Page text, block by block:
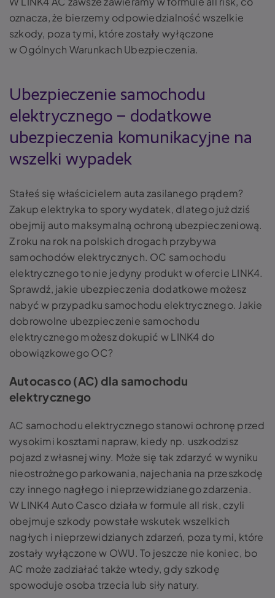
oznacza, że bierzemy odpowiedzialność wszelkie
szkody, poza tymi, które zostały wyłączone
w Ogólnych Warunkach Ubezpieczenia.
Ubezpieczenie samochodu
elektrycznego – dodatkowe
ubezpieczenia komunikacyjne na
wszelki wypadek
Stałeś się właścicielem auta zasilanego prądem?
Zakup elektryka to spory wydatek, dlatego już dziś
obejmij auto maksymalną ochroną ubezpieczeniową.
Z roku na rok na polskich drogach przybywa
samochodów elektrycznych. OC samochodu
elektrycznego to nie jedyny produkt w ofercie LINK4.
Sprawdź, jakie ubezpieczenia dodatkowe możesz
nabyć w przypadku samochodu elektrycznego. Jakie
dobrowolne ubezpieczenie samochodu
elektrycznego możesz dokupić w LINK4 do
obowiązkowego OC?
Autocasco (AC) dla samochodu
elektrycznego
AC samochodu elektrycznego stanowi ochronę przed
wysokimi kosztami napraw, kiedy np. uszkodzisz
pojazd z własnej winy. Może się tak zdarzyć w wyniku
nieostrożnego parkowania, najechania na przeszkodę
czy innego nagłego i nieprzewidzianego zdarzenia.
W LINK4 Auto Casco działa w formule all risk, czyli
obejmuje szkody powstałe wskutek wszelkich
nagłych i nieprzewidzianych zdarzeń, poza tymi, które
zostały wyłączone w OWU. To jeszcze nie koniec, bo
AC może zadziałać także wtedy, gdy szkodę
spowoduje osoba trzecia lub siły natury.